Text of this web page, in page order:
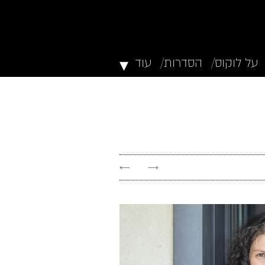
על לוקוס/ הסדרות/ עוד ▾
→
←